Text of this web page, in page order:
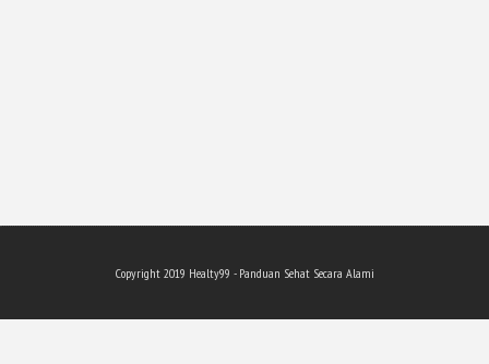
Copyright 2019 Healty99 - Panduan Sehat Secara Alami